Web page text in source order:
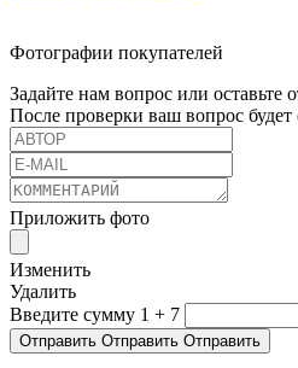
Фотографии покупателей
Задайте нам вопрос или оставьте
После проверки ваш вопрос будет
Приложить фото
Изменить
Удалить
Введите сумму 1 + 7
Отправить Отправить Отправить